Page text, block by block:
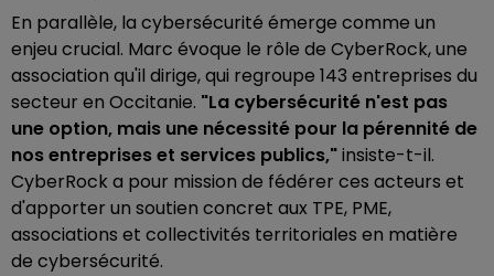
En parallèle, la cybersécurité émerge comme un
enjeu crucial. Marc évoque le rôle de CyberRock, une
association qu'il dirige, qui regroupe 143 entreprises du
secteur en Occitanie. "La cybersécurité n'est pas
une option, mais une nécessité pour la pérennité de
nos entreprises et services publics,"insiste-t-il.
CyberRock a pour mission de fédérer ces acteurs et
d'apporter un soutien concret aux TPE, PME,
associations et collectivités territoriales en matière
de cybersécurité.